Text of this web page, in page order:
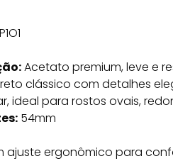
Acetato premium, leve e
clássico com detalhes
ideal para rostos ovais,
54mm
ajuste ergonômico para